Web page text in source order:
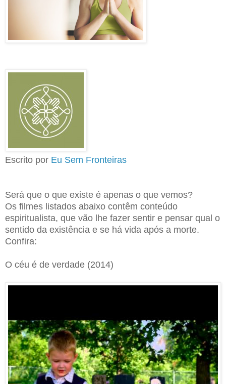
Escrito por Eu Sem Fronteiras
Será que o que existe é apenas o que vemos?
Os filmes listados abaixo contêm conteúdo
espiritualista, que vão lhe fazer sentir e pensar qual o
sentido da existência e se há vida após a morte.
Confira:
O céu é de verdade (2014)